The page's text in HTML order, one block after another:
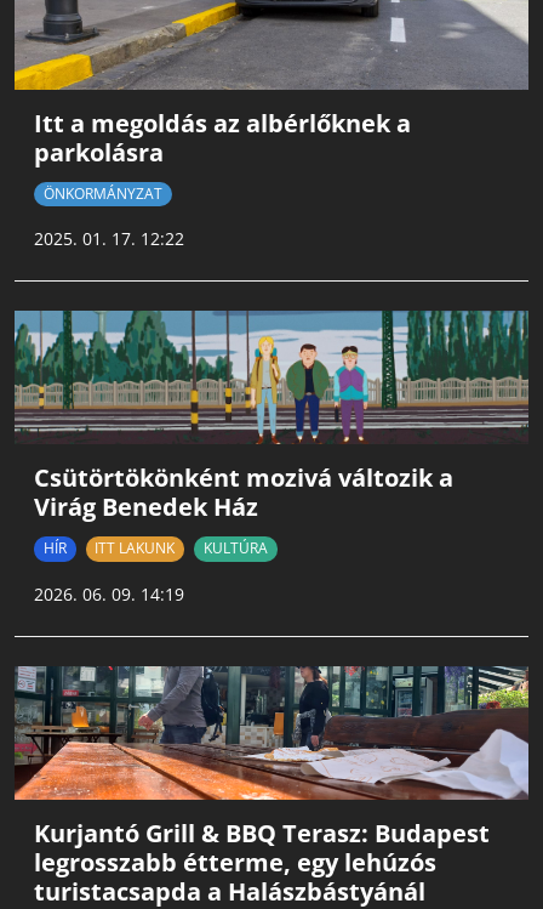
Itt a megoldás az albérlőknek a
parkolásra
ÖNKORMÁNYZAT
2025. 01. 17. 12:22
Csütörtökönként mozivá változik a
Virág Benedek Ház
HÍR ITT LAKUNK KULTÚRA
2026. 06. 09. 14:19
Kurjantó Grill & BBQ Terasz: Budapest
legrosszabb étterme, egy lehúzós
turistacsapda a Halászbástyánál